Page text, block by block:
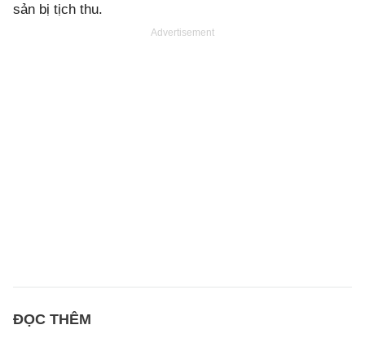
sản bị tịch thu.
Advertisement
ĐỌC THÊM